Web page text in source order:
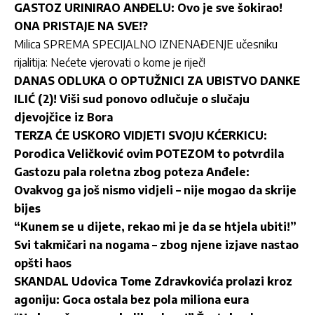
GASTOZ URINIRAO ANĐELU: Ovo je sve šokirao!
ONA PRISTAJE NA SVE!?
Milica SPREMA SPECIJALNO IZNENAĐENJE učesniku
rijalitija: Nećete vjerovati o kome je riječ!
DANAS ODLUKA O OPTUŽNICI ZA UBISTVO DANKE
ILIĆ (2)! Viši sud ponovo odlučuje o slučaju
djevojčice iz Bora
TERZA ĆE USKORO VIDJETI SVOJU KĆERKICU:
Porodica Veličković ovim POTEZOM to potvrdila
Gastozu pala roletna zbog poteza Anđele:
Ovakvog ga još nismo vidjeli – nije mogao da skrije
bijes
“Kunem se u dijete, rekao mi je da se htjela ubiti!”
Svi takmičari na nogama – zbog njene izjave nastao
opšti haos
SKANDAL Udovica Tome Zdravkovića prolazi kroz
agoniju: Goca ostala bez pola miliona eura